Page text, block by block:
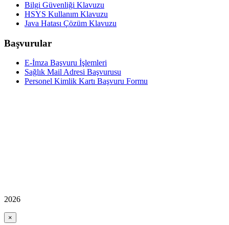
Bilgi Güvenliği Klavuzu
HSYS Kullanım Klavuzu
Java Hatası Çözüm Klavuzu
Başvurular
E-İmza Başvuru İşlemleri
Sağlık Mail Adresi Başvurusu
Personel Kimlik Kartı Başvuru Formu
2026
×